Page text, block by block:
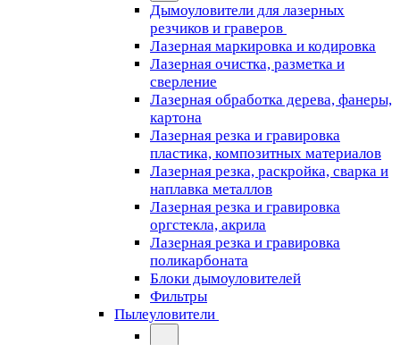
Дымоуловители для лазерных
резчиков и граверов
Лазерная маркировка и кодировка
Лазерная очистка, разметка и
сверление
Лазерная обработка дерева, фанеры,
картона
Лазерная резка и гравировка
пластика, композитных материалов
Лазерная резка, раскройка, сварка и
наплавка металлов
Лазерная резка и гравировка
оргстекла, акрила
Лазерная резка и гравировка
поликарбоната
Блоки дымоуловителей
Фильтры
Пылеуловители